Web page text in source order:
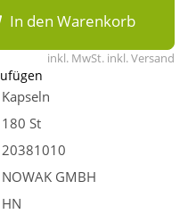
In den Warenkorb
inkl. MwSt. inkl. Versand
Kapseln
180 St
20381010
NOWAK GMBH
HN